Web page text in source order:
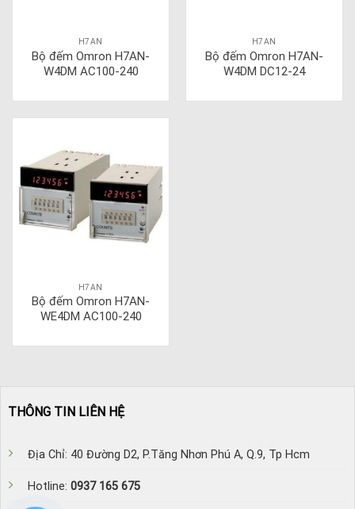
H7AN
Bộ đếm Omron H7AN-
W4DM AC100-240
H7AN
Bộ đếm Omron H7AN-
W4DM DC12-24
H7AN
Bộ đếm Omron H7AN-
WE4DM AC100-240
THÔNG TIN LIÊN HỆ
Địa Chỉ: 40 Đường D2, P.Tăng Nhơn Phú A, Q.9, Tp Hcm
Hotline: 0937 165 675